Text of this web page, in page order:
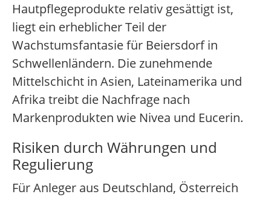
Hautpflegeprodukte relativ gesättigt ist,
liegt ein erheblicher Teil der
Wachstumsfantasie für Beiersdorf in
Schwellenländern. Die zunehmende
Mittelschicht in Asien, Lateinamerika und
Afrika treibt die Nachfrage nach
Markenprodukten wie Nivea und Eucerin.
Risiken durch Währungen und
Regulierung
Für Anleger aus Deutschland, Österreich